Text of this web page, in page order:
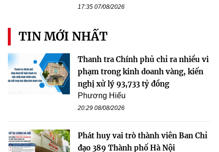
17:35 07/08/2026
TIN MỚI NHẤT
Thanh tra Chính phủ chỉ ra nhiều vi
phạm trong kinh doanh vàng, kiến
nghị xử lý 93,733 tỷ đồng
Phương Hiếu
20:29 08/08/2026
Phát huy vai trò thành viên Ban Chỉ
đạo 389 Thành phố Hà Nội